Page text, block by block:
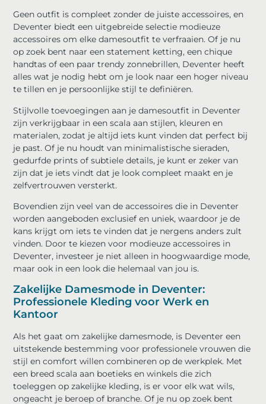
Geen outfit is compleet zonder de juiste accessoires, en
Deventer biedt een uitgebreide selectie modieuze
accessoires om elke damesoutfit te verfraaien. Of je nu
op zoek bent naar een statement ketting, een chique
handtas of een paar trendy zonnebrillen, Deventer heeft
alles wat je nodig hebt om je look naar een hoger niveau
te tillen en je persoonlijke stijl te definiëren.
Stijlvolle toevoegingen aan je damesoutfit in Deventer
zijn verkrijgbaar in een scala aan stijlen, kleuren en
materialen, zodat je altijd iets kunt vinden dat perfect bij
je past. Of je nu houdt van minimalistische sieraden,
gedurfde prints of subtiele details, je kunt er zeker van
zijn dat je iets vindt dat je look compleet maakt en je
zelfvertrouwen versterkt.
Bovendien zijn veel van de accessoires die in Deventer
worden aangeboden exclusief en uniek, waardoor je de
kans krijgt om iets te vinden dat je nergens anders zult
vinden. Door te kiezen voor modieuze accessoires in
Deventer, investeer je niet alleen in hoogwaardige mode,
maar ook in een look die helemaal van jou is.
Zakelijke Damesmode in Deventer:
Professionele Kleding voor Werk en
Kantoor
Als het gaat om zakelijke damesmode, is Deventer een
uitstekende bestemming voor professionele vrouwen die
stijl en comfort willen combineren op de werkplek. Met
een breed scala aan boetieks en winkels die zich
toeleggen op zakelijke kleding, is er voor elk wat wils,
ongeacht je beroep of branche. Of je nu op zoek bent